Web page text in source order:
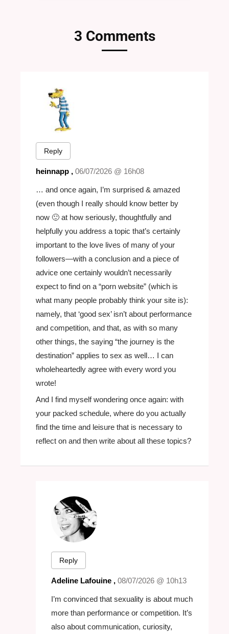
3 Comments
Reply
heinnapp , 06/07/2026 @ 16h08
… and once again, I’m surprised & amazed
(even though I really should know better by
now 🙂 at how seriously, thoughtfully and
helpfully you address a topic that’s certainly
important to the love lives of many of your
followers—with a conclusion and a piece of
advice one certainly wouldn’t necessarily
expect to find on a “porn website” (which is
what many people probably think your site is):
namely, that ‘good sex’ isn’t about performance
and competition, and that, as with so many
other things, the saying “the journey is the
destination” applies to sex as well… I can
wholeheartedly agree with every word you
wrote!
And I find myself wondering once again: with
your packed schedule, where do you actually
find the time and leisure that is necessary to
reflect on and then write about all these topics?
Reply
Adeline Lafouine , 08/07/2026 @ 10h13
I’m convinced that sexuality is about much
more than performance or competition. It’s
also about communication, curiosity,